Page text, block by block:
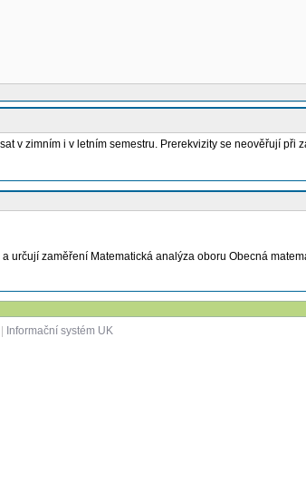
v zimním i v letním semestru. Prerekvizity se neověřují
určují zaměření Matematická analýza oboru Obecná
Informační systém UK